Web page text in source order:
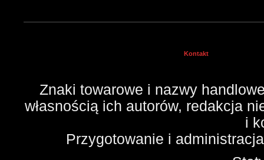
Kontakt
Znaki towarowe i nazwy
własnością ich autorów, redakcja
i
Przygotowanie i